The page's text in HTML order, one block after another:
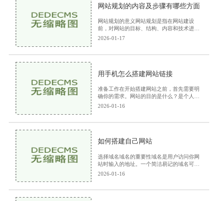
网站规划的内容及步骤有哪些方面
网站规划的意义网站规划是指在网站建设
前，对网站的目标、结构、内容和技术进行
全面的分析和设计。它的重要性体现在以下
2026-01-17
用手机怎么搭建网站链接
准备工作在开始搭建网站之前，首先需要明
确你的需求。网站的目的是什么？是个人博
客、在线商店，还是作品展示？明确需求
2026-01-16
如何搭建自己网站
选择域名域名的重要性域名是用户访问你网
站时输入的地址。一个简洁易记的域名可以
帮助你更好地建立品牌形象，吸引更多访
2026-01-16